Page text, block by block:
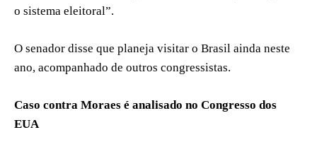
o sistema eleitoral”.
O senador disse que planeja visitar o Brasil ainda neste
ano, acompanhado de outros congressistas.
Caso contra Moraes é analisado no Congresso dos
EUA